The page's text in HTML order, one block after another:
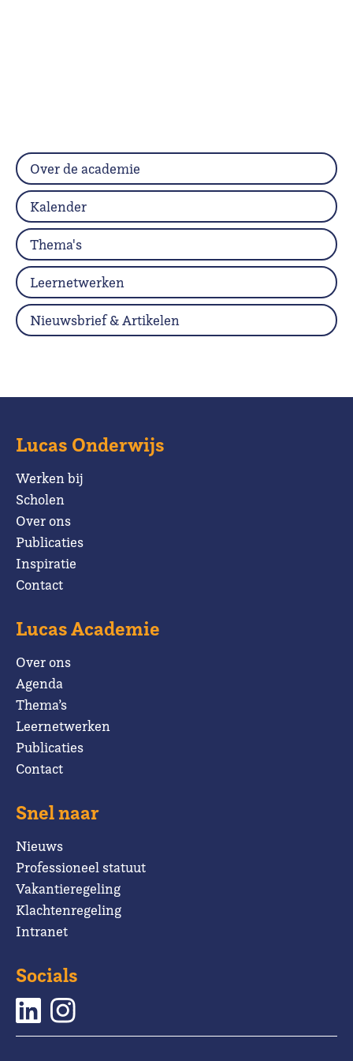
Over de academie
Kalender
Thema's
Leernetwerken
Nieuwsbrief & Artikelen
Lucas Onderwijs
Werken bij
Scholen
Over ons
Publicaties
Inspiratie
Contact
Lucas Academie
Over ons
Agenda
Thema’s
Leernetwerken
Publicaties
Contact
Snel naar
Nieuws
Professioneel statuut
Vakantieregeling
Klachtenregeling
Intranet
Socials